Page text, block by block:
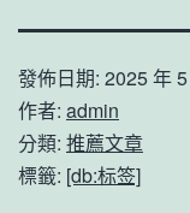
發佈日期: 2025 年
作者: admin
分類: 推薦文章
標籤: [db:标签]